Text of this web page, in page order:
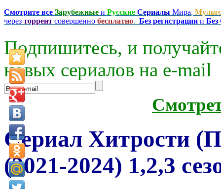
Смотрите все Зарубежные и Русские Сериалы Мира,
через торрент совершенно бесплатно. Без регистрации и
Подпишитесь, и
новых сериалов на e-mаil
Сериал Хитрости
(2021-2024) 1,2,3